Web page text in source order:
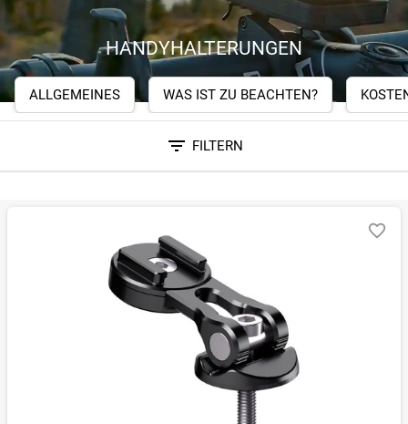
HANDYHALTERUNGEN
ALLGEMEINES WAS IST ZU BEACHTEN?
FILTERN